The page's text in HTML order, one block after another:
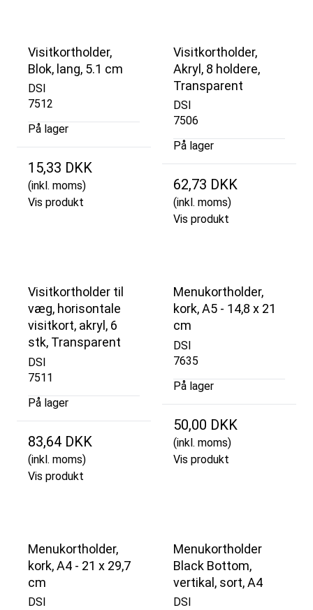
Visitkortholder,
Blok, lang, 5.1 cm
DSI
7512
På lager
15,33 DKK
(inkl. moms)
Vis produkt
Visitkortholder,
Akryl, 8 holdere,
Transparent
DSI
7506
På lager
62,73 DKK
(inkl. moms)
Vis produkt
Visitkortholder til
væg, horisontale
visitkort, akryl, 6
stk, Transparent
DSI
7511
På lager
83,64 DKK
(inkl. moms)
Vis produkt
Menukortholder,
kork, A5 - 14,8 x 21
cm
DSI
7635
På lager
50,00 DKK
(inkl. moms)
Vis produkt
Menukortholder,
kork, A4 - 21 x 29,7
cm
DSI
Menukortholder
Black Bottom,
vertikal, sort, A4
DSI